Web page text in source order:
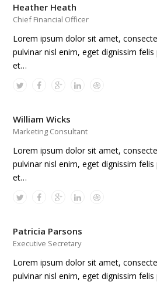
Heather Heath
Chief Financial Officer
Lorem ipsum dolor sit amet,
pulvinar nisl enim, eget dignissim
et…
William Wicks
Marketing Consultant
Lorem ipsum dolor sit amet,
pulvinar nisl enim, eget dignissim
et…
Patricia Parsons
Executive Secretary
Lorem ipsum dolor sit amet,
pulvinar nisl enim, eget dignissim